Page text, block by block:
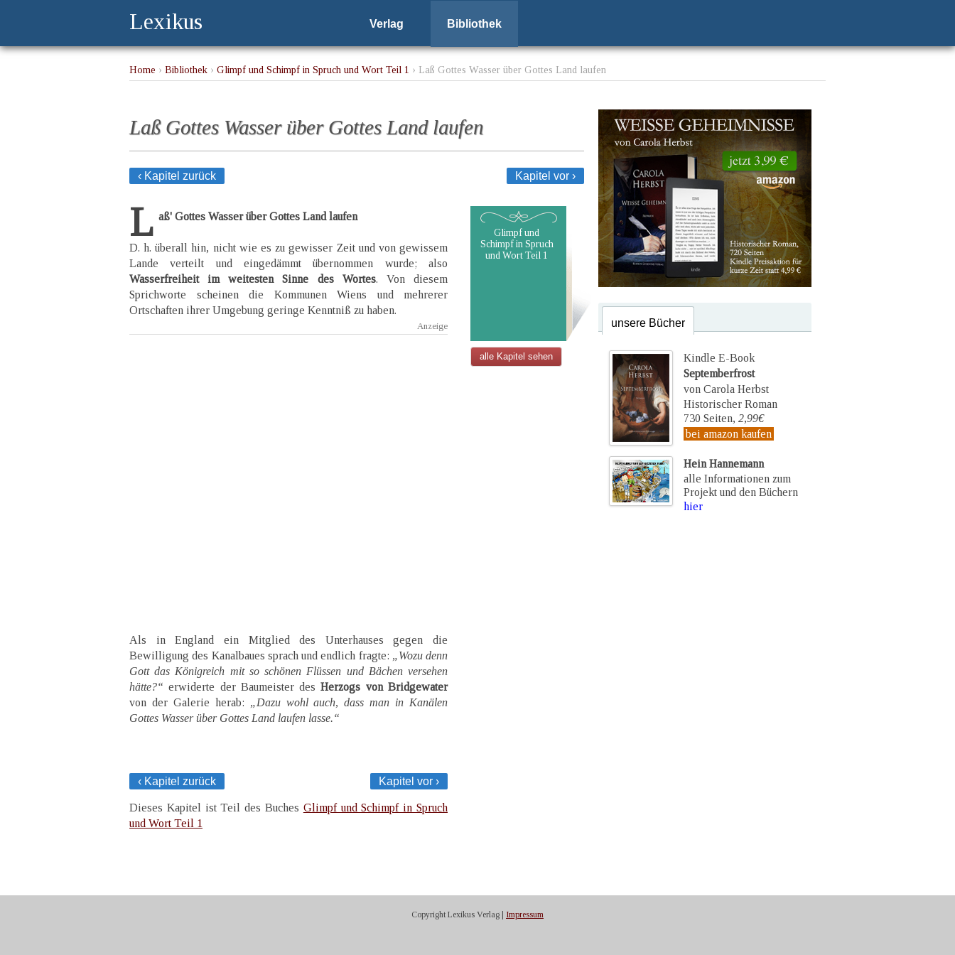
Lexikus Verlag Bibliothek
Home › Bibliothek › Glimpf und Schimpf in Spruch und Wort Teil 1 › Laß Gottes Wasser über Gottes Land laufen
Laß Gottes Wasser über Gottes Land laufen
‹ Kapitel zurück Kapitel vor ›
L aß' Gottes Wasser über Gottes Land laufen
D. h. überall hin, nicht wie es zu gewisser Zeit und von gewissem
Lande verteilt und eingedämmt übernommen wurde; also
Wasserfreiheit im weitesten Sinne des Wortes. Von diesem
Sprichworte scheinen die Kommunen Wiens und mehrerer
Ortschaften ihrer Umgebung geringe Kenntniß zu haben.
Als in England ein Mitglied des Unterhauses gegen die
Bewilligung des Kanalbaues sprach und endlich fragte: „Wozu denn
Gott das Königreich mit so schönen Flüssen und Bächen versehen
hätte?“ erwiderte der Baumeister desHerzogs von Bridgewater
von der Galerie herab: „Dazu wohl auch, dass man in Kanälen
Gottes Wasser über Gottes Land laufen lasse.“
‹ Kapitel zurück Kapitel vor ›
Dieses Kapitel ist Teil des Buches Glimpf und Schimpf in Spruch
und Wort Teil 1
Glimpf und
Schimpf in Spruch
und Wort Teil 1
alle Kapitel sehen
unsere Bücher
Kindle E-Book
Septemberfrost
von Carola Herbst
Historischer Roman
730 Seiten, 2,99€
bei amazon kaufen
Hein Hannemann
alle Informationen zum
Projekt und den Büchern
hier
Copyright Lexikus Verlag | Impressum